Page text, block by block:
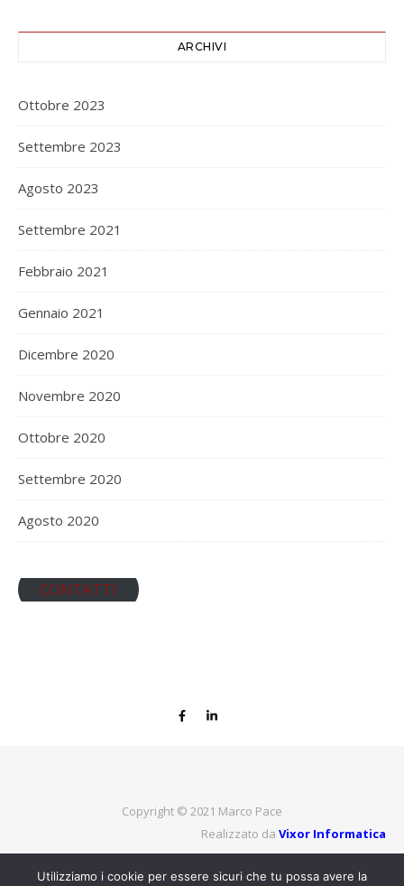
ARCHIVI
Ottobre 2023
Settembre 2023
Agosto 2023
Settembre 2021
Febbraio 2021
Gennaio 2021
Dicembre 2020
Novembre 2020
Ottobre 2020
Settembre 2020
Agosto 2020
CONTATTI
Copyright © 2021 Marco Pace
Realizzato da Vixor Informatica
Utilizziamo i cookie per essere sicuri che tu possa avere la